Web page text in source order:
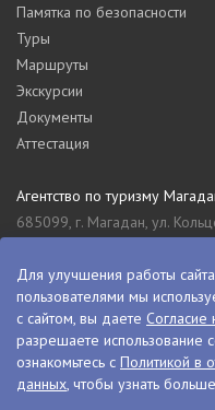
Памятка по безопасности
Туры
Маршруты
Экскурсии
Документы
Аттестация
Агентство по туризму
685099, г. Магадан, ул.
8 (4132) 61-76-67
Туристский
685000, г. Магадан, ул.
visitkolyma@mail.ru
+7 (4132) 60-70-11
Для улучшения работы
пользователями мы
с сайтом, вы даете
разрешаете использование
ознакомьтесь с Политикой в
данных, чтобы узнать